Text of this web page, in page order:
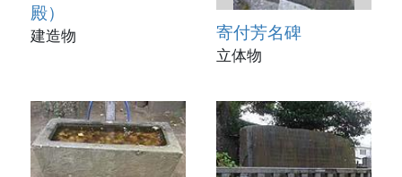
殿）
建造物 寄付芳名碑
立体物